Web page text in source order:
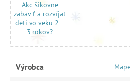
Ako šikovne
zabaviť a rozvíjať
deti vo veku 2 –
3 rokov?
Výrobca